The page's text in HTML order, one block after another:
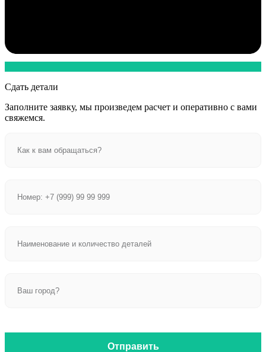
Сдать детали
Заполните заявку, мы произведем расчет и оперативно с вами
свяжемся.
Отправить